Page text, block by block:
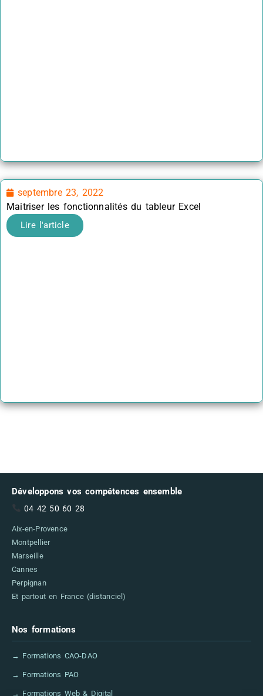
septembre 23, 2022
Maitriser les fonctionnalités du tableur Excel
Lire l'article
Développons vos compétences ensemble
04 42 50 60 28
Aix-en-Provence
Montpellier
Marseille
Cannes
Perpignan
Et partout en France (distanciel)
Nos formations
→ Formations CAO-DAO
→ Formations PAO
→ Formations Web & Digital